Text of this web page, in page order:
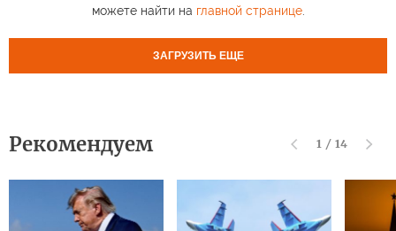
можете найти на главной странице.
ЗАГРУЗИТЬ ЕЩЕ
Рекомендуем 1 / 14